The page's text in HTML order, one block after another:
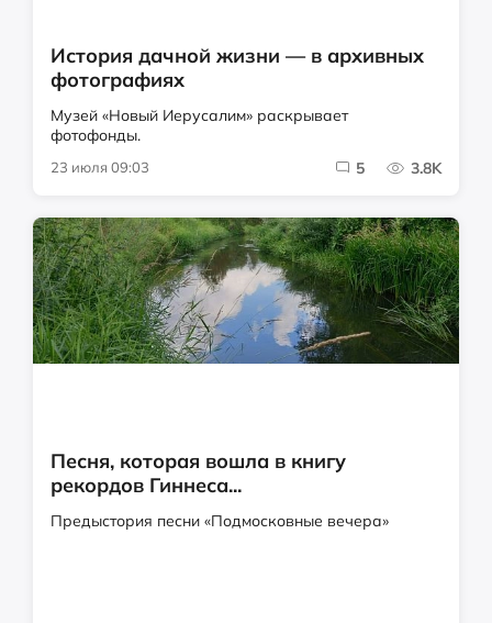
История дачной жизни — в архивных
фотографиях
Музей «Новый Иерусалим» раскрывает
фотофонды.
23 июля 09:03 5 3.8K
Песня, которая вошла в книгу
рекордов Гиннеса...
Предыстория песни «Подмосковные вечера»